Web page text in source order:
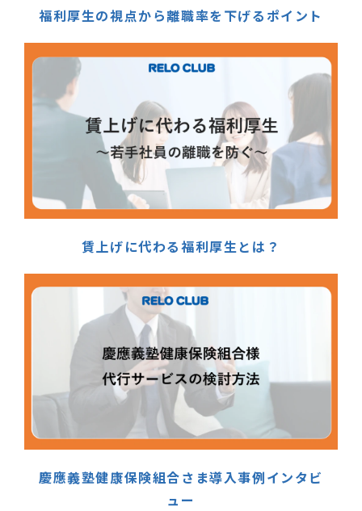
福利厚生の視点から離職率を下げるポイント
賃上げに代わる福利厚生とは？
慶應義塾健康保険組合さま導入事例インタビ
ュー